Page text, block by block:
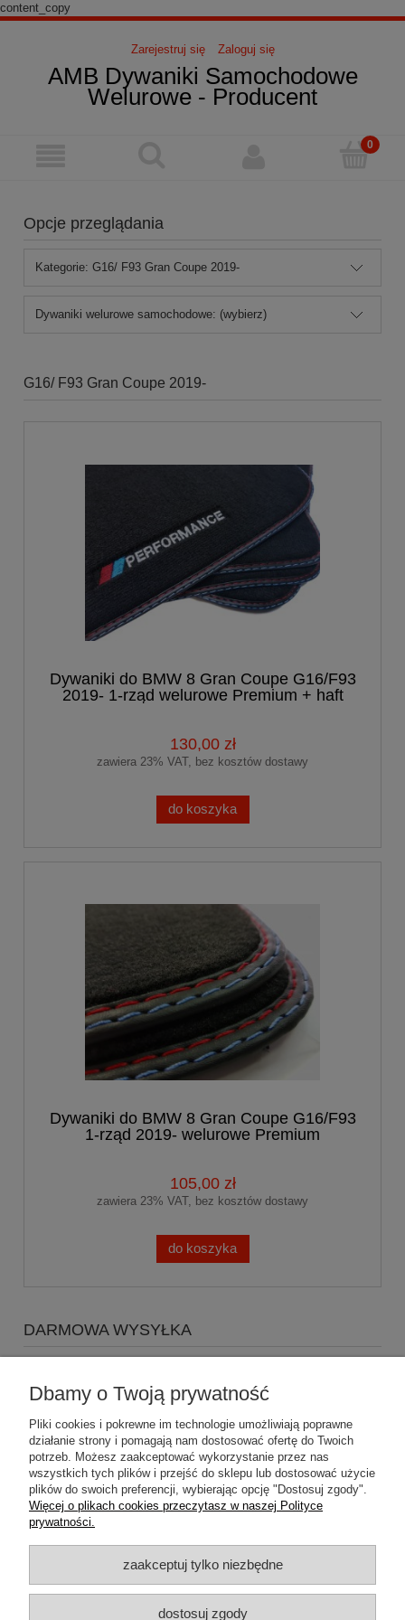
content_copy
Zarejestruj się Zaloguj się
AMB Dywaniki Samochodowe
Welurowe - Producent
Opcje przeglądania
Kategorie: G16/ F93 Gran Coupe 2019-
Dywaniki welurowe samochodowe: (wybierz)
G16/ F93 Gran Coupe 2019-
Dywaniki do BMW 8 Gran Coupe G16/F93
2019- 1-rząd welurowe Premium + haft
130,00 zł
zawiera 23% VAT, bez kosztów dostawy
do koszyka
Dywaniki do BMW 8 Gran Coupe G16/F93
1-rząd 2019- welurowe Premium
105,00 zł
zawiera 23% VAT, bez kosztów dostawy
do koszyka
DARMOWA WYSYŁKA
wysyłki Gratis
Pomoc
Dostawa
Moje konto
Dbamy o Twoją prywatność
Pliki cookies i pokrewne im technologie umożliwiają poprawne
działanie strony i pomagają nam dostosować ofertę do Twoich
potrzeb. Możesz zaakceptować wykorzystanie przez nas
wszystkich tych plików i przejść do sklepu lub dostosować użycie
plików do swoich preferencji, wybierając opcję "Dostosuj zgody".
Więcej o plikach cookies przeczytasz w naszej Polityce
prywatności.
zaakceptuj tylko niezbędne
dostosuj zgody